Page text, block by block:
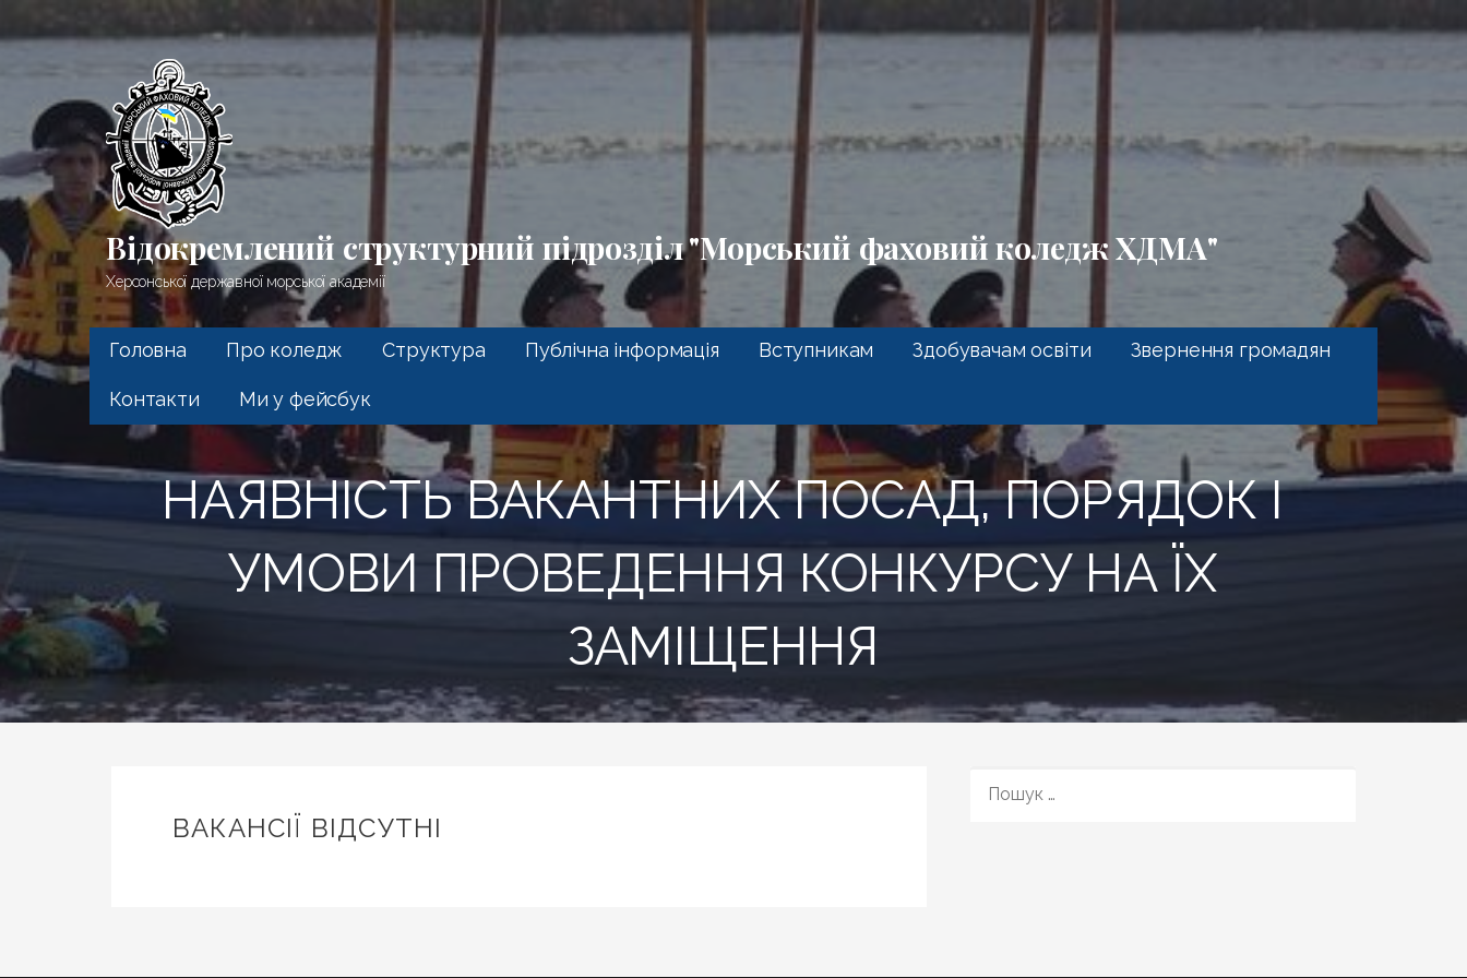
до
Відокремлений структурний підрозділ "Морський фаховий коледж ХДМА"
Херсонської державної морської академії
Головна Про коледж Структура Публічна інформація Вступникам Здобувачам освіти Звернення громадян
Контакти Ми у фейсбук
НАЯВНІСТЬ ВАКАНТНИХ ПОСАД, ПОРЯДОК І
УМОВИ ПРОВЕДЕННЯ КОНКУРСУ НА ЇХ
ЗАМІЩЕННЯ
ВАКАНСІЇ ВІДСУТНІ